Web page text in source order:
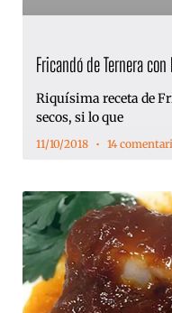
Fricandó de Ternera
Riquísima receta de
secos, si lo que
11/10/2018 14